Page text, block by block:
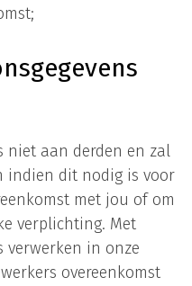
niet aan derden en zal
indien dit nodig is voor
met jou of om
verplichting. Met
verwerken in onze
overeenkomst